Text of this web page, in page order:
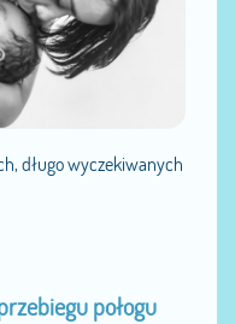
długo wyczekiwanych
połogu